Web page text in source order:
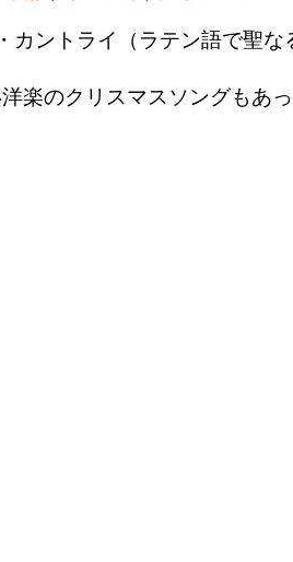
ントライ（ラテン語で聖な
楽のクリスマスソングもあ